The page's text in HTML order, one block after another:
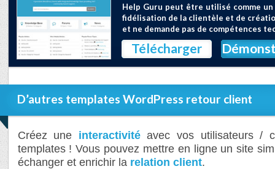
Help Guru peut être utilisé comme
fidélisation de la clientèle et de
et ne demande pas de compétences
Télécharger
D’autres templates WordPress retour client
Créez une interactivitéavec vos utilisateurs /
templates ! Vous pouvez mettre en ligne un site
échanger et enrichir la relation client.